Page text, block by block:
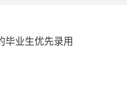
毕业生优先录用